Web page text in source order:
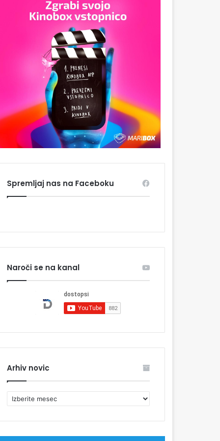
Spremljaj nas na Faceboku
Naroči se na kanal
Arhiv novic
r
v